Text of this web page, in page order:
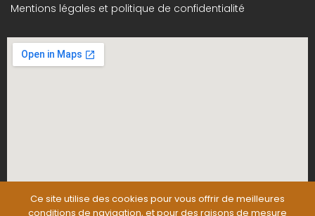
Mentions légales et politique de confidentialité
Ce site utilise des cookies pour vous offrir de meilleures
conditions de navigation, et pour des raisons de mesure